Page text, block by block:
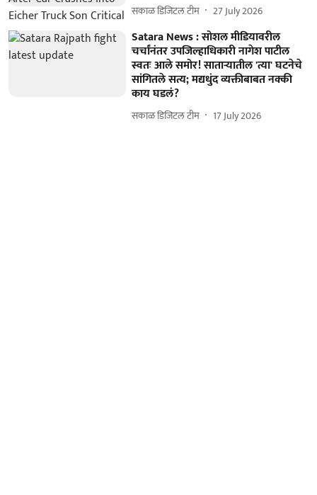
सकाळ डिजिटल टीम 27 July 2026
Satara News : सोशल मीडियावरील
चर्चांनंतर उपजिल्हाधिकारी नागेश पाटील
स्वतः आले समोर! साताऱ्यातील 'त्या' घटनेचे
सांगितले सत्य; मद्यधुंद व्यक्तीबाबत नक्की
काय घडलं?
सकाळ डिजिटल टीम 17 July 2026